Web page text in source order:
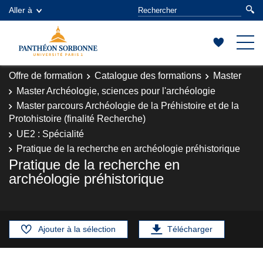
Aller à
Offre de formation Catalogue des formations
Master
Master Archéologie, sciences pour l'archéologie
Master parcours Archéologie de la Préhistoire et de la
Protohistoire (finalité Recherche)
UE2 : Spécialité
Pratique de la recherche en archéologie préhistorique
Pratique de la recherche en
archéologie préhistorique
Ajouter à la sélection Télécharger